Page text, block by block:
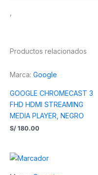
Productos relacionados
Marca: Google
GOOGLE CHROMECAST 3
FHD HDMI STREAMING
MEDIA PLAYER, NEGRO
S/ 180.00